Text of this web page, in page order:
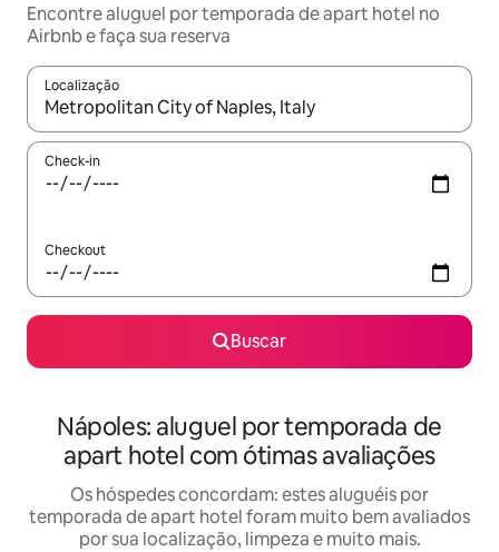
Encontre aluguel por temporada de apart hotel no
Airbnb e faça sua reserva
Localização
Quando os resultados estiverem disponíveis, explore-os
Check-in
Checkout
Buscar
Nápoles: aluguel por temporada de
apart hotel com ótimas avaliações
Os hóspedes concordam: estes aluguéis por
temporada de apart hotel foram muito bem avaliados
por sua localização, limpeza e muito mais.